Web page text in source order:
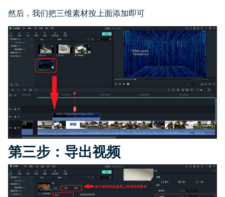
然后，我们把三维素材按上面添加即可
第三步：导出视频